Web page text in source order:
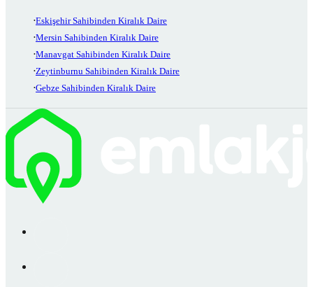
Eskişehir Sahibinden Kiralık Daire
Mersin Sahibinden Kiralık Daire
Manavgat Sahibinden Kiralık Daire
Zeytinburnu Sahibinden Kiralık Daire
Gebze Sahibinden Kiralık Daire